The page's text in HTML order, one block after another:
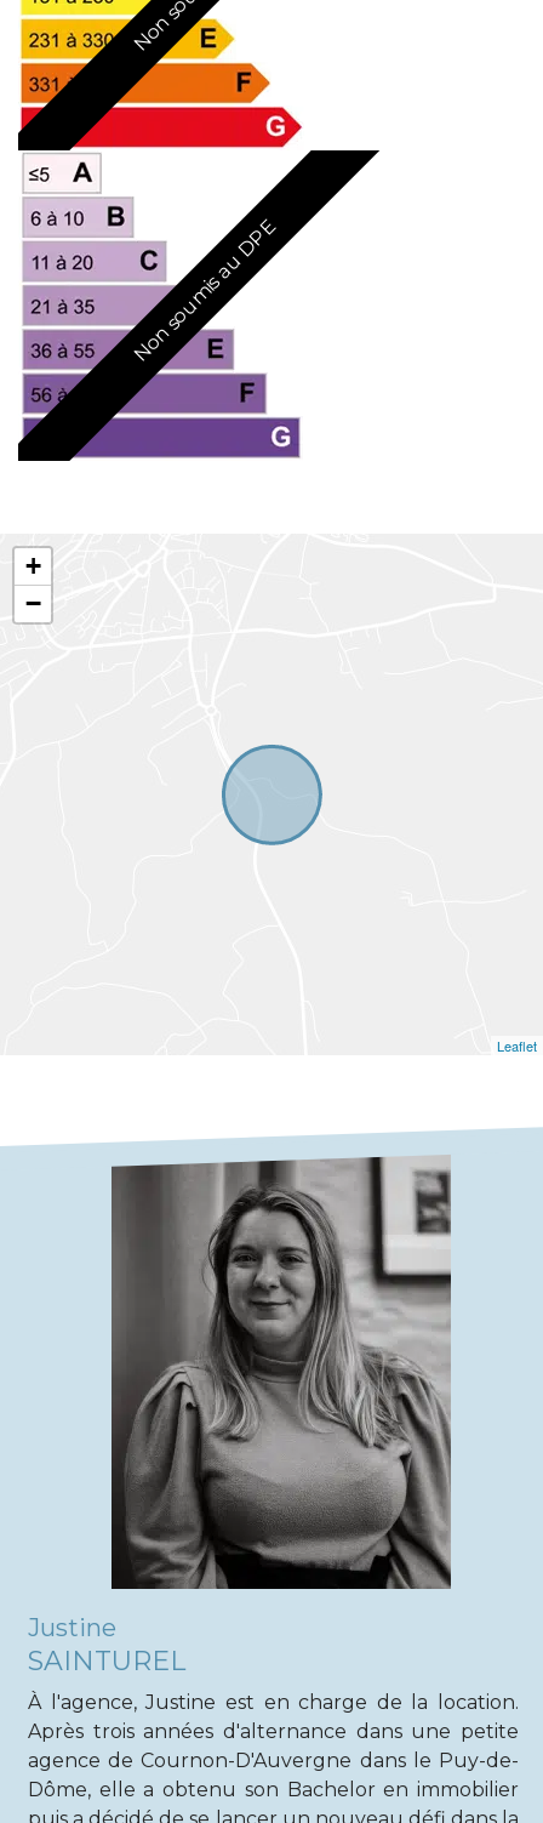
Non soumis au DPE
+
−
Leaflet
Justine
SAINTUREL
À l'agence, Justine est en charge de la location.
Après trois années d'alternance dans une petite
agence de Cournon-D'Auvergne dans le Puy-de-
Dôme, elle a obtenu son Bachelor en immobilier
puis a décidé de se lancer un nouveau défi dans la